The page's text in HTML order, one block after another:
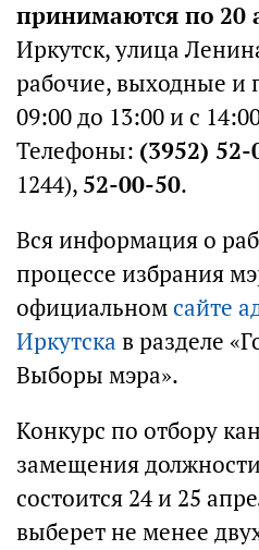
принимаются по 20
Иркутск, улица
рабочие, выходные и
09:00 до 13:00 и с
Телефоны: (3952) 52-
1244), 52-00-50.
Вся информация о
процессе избрания
официальномсайте
Иркутска в разделе
Выборы мэра».
Конкурс по отбору
замещения
состоится 24 и 25
выберет не менее